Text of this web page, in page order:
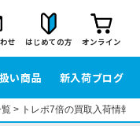
せ はじめての方 オンライン
い商品 新入荷ブログ
> トレポ7倍の買取入荷情報